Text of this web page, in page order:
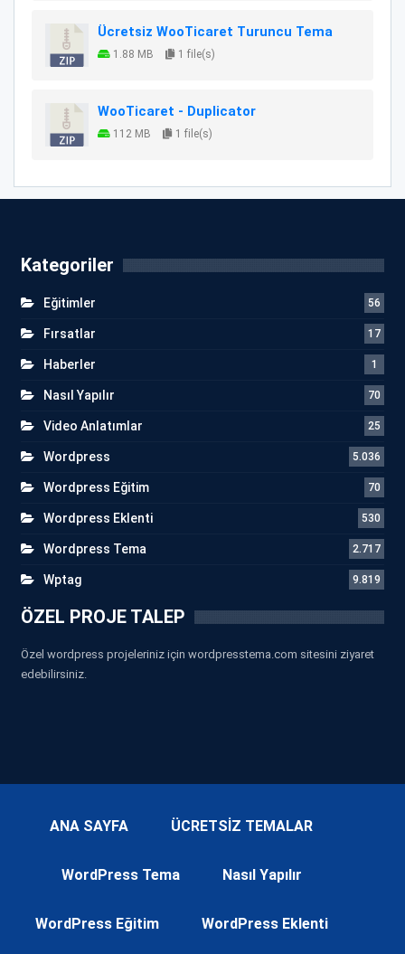
Ücretsiz WooTicaret Turuncu Tema
1.88 MB 1 file(s)
WooTicaret - Duplicator
112 MB 1 file(s)
Kategoriler
Eğitimler 56
Fırsatlar 17
Haberler 1
Nasıl Yapılır 70
Video Anlatımlar 25
Wordpress 5.036
Wordpress Eğitim 70
Wordpress Eklenti 530
Wordpress Tema 2.717
Wptag 9.819
ÖZEL PROJE TALEP
Özel wordpress projeleriniz için wordpresstema.com sitesini ziyaret
edebilirsiniz.
ANA SAYFA ÜCRETSİZ TEMALAR
WordPress Tema Nasıl Yapılır
WordPress Eğitim WordPress Eklenti